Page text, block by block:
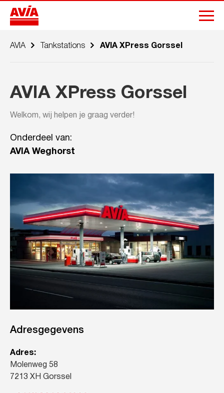
AVIA Tankstations AVIA XPress Gorssel
AVIA XPress Gorssel
Welkom, wij helpen je graag verder!
Onderdeel van:
AVIA Weghorst
Adresgegevens
Adres:
Molenweg 58
7213 XH Gorssel